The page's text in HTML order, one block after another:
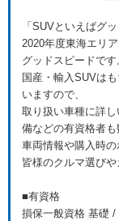
「SUVといえばグ
2020年度東海エリ
グッドスピードです
国産・輸入SUVは
いますので、
取り扱い車種に詳
備などの有資格者も
車両情報や購入時
皆様のクルマ選び
■有資格
損保一般資格 基礎